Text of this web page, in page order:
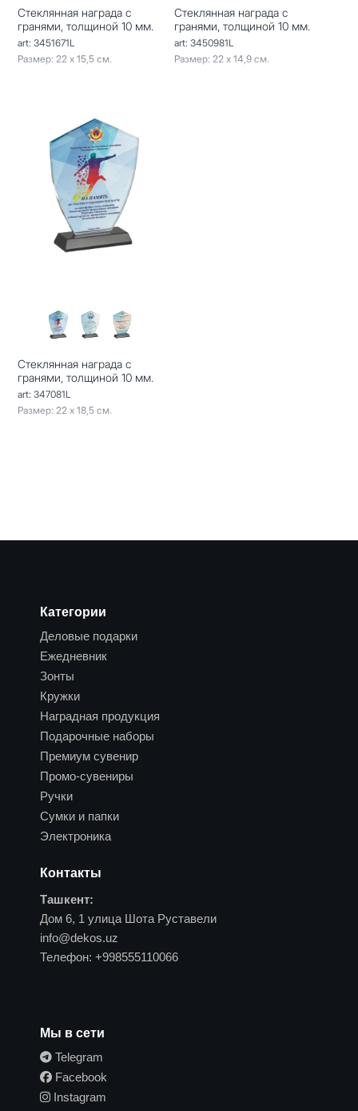
Стеклянная награда с
гранями, толщиной 10 мм.
art: 3451671L
Размер: 22 х 15,5 см.
Стеклянная награда с
гранями, толщиной 10 мм.
art: 3450981L
Размер: 22 х 14,9 см.
Стеклянная награда с
гранями, толщиной 10 мм.
art: 347081L
Размер: 22 х 18,5 см.
Категории
Деловые подарки
Ежедневник
Зонты
Кружки
Наградная продукция
Подарочные наборы
Премиум сувенир
Промо-сувениры
Ручки
Сумки и папки
Электроника
Контакты
Ташкент:
Дом 6, 1 улица Шота Руставели
info@dekos.uz
Телефон: +998555110066
Мы в сети
Telegram
Facebook
Instagram